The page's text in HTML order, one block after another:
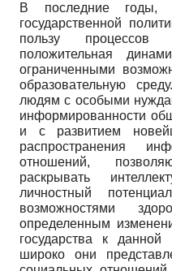
В последние годы,
государственной
пользу процессов
положительная
ограниченными
образовательную
людям с особыми
информированности
и с развитием
распространения
отношений,
раскрывать
личностный
возможностями
определенным
государства к
широко они